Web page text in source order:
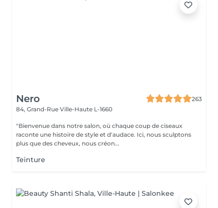
Nero
263
84, Grand-Rue Ville-Haute L-1660
"Bienvenue dans notre salon, où chaque coup de ciseaux
raconte une histoire de style et d'audace. Ici, nous sculptons
plus que des cheveux, nous créon...
Teinture